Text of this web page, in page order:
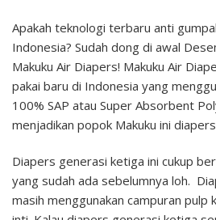
Apakah teknologi terbaru anti
Indonesia? Sudah dong di awal
Makuku Air Diapers! Makuku Air
pakai baru di Indonesia yang
100% SAP atau Super Absorbent
menjadikan popok Makuku ini
Diapers generasi ketiga ini cukup
yang sudah ada sebelumnya loh.
masih menggunakan campuran pulp